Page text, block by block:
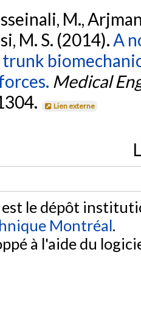
M.,
M. S. (2014).A
Medical
Lien externe
le dépôt
Montréal.
à l'aide du